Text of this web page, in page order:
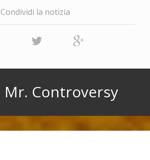
Condividi la notizia
Mr. Controversy